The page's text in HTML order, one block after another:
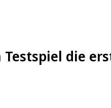
die